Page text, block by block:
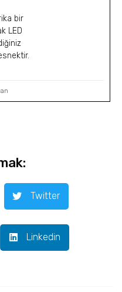
bir
LED
Twitter
Linkedin